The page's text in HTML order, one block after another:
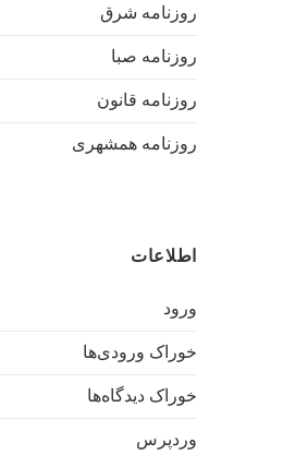
روزنامه شرق
روزنامه صبا
روزنامه قانون
روزنامه همشهری
اطلاعات
ورود
خوراک ورودی‌ها
خوراک دیدگاه‌ها
وردپرس